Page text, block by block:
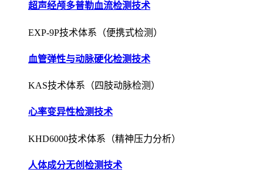
超声经颅多普勒血流检测技术
EXP-9P技术体系（便携式检测）
血管弹性与动脉硬化检测技术
KAS技术体系（四肢动脉检测）
心率变异性检测技术
KHD6000技术体系（精神压力分析）
人体成分无创检测技术